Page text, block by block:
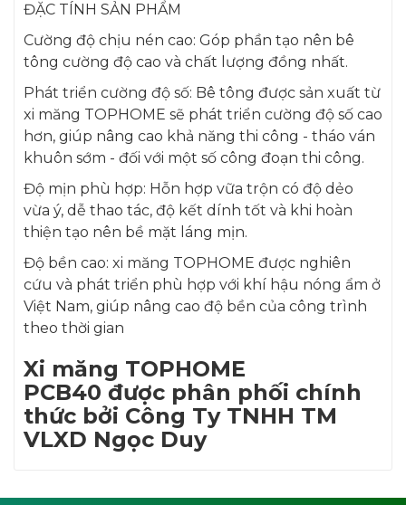
ĐẶC TÍNH SẢN PHẨM
Cường độ chịu nén cao: Góp phần tạo nên bê
tông cường độ cao và chất lượng đồng nhất.
Phát triển cường độ số: Bê tông được sản xuất từ
xi măng TOPHOME sẽ phát triển cường độ số cao
hơn, giúp nâng cao khả năng thi công - tháo ván
khuôn sớm - đối với một số công đoạn thi công.
Độ mịn phù hợp: Hỗn hợp vữa trộn có độ dẻo
vừa ý, dễ thao tác, độ kết dính tốt và khi hoàn
thiện tạo nên bề mặt láng mịn.
Độ bền cao: xi măng TOPHOME được nghiên
cứu và phát triển phù hợp với khí hậu nóng ẩm ở
Việt Nam, giúp nâng cao độ bền của công trình
theo thời gian
Xi măng TOPHOME
PCB40 được phân phối chính
thức bởi Công Ty TNHH TM
VLXD Ngọc Duy